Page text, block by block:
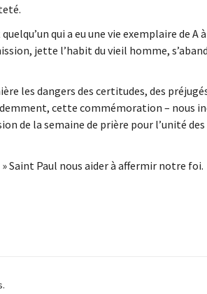
qui a eu une vie exemplaire de A
jette l’habit du vieil homme,
les dangers des certitudes, des
cette commémoration – nous
de la semaine de prière pour l’unité
Saint Paul nous aider à affermir notre foi.